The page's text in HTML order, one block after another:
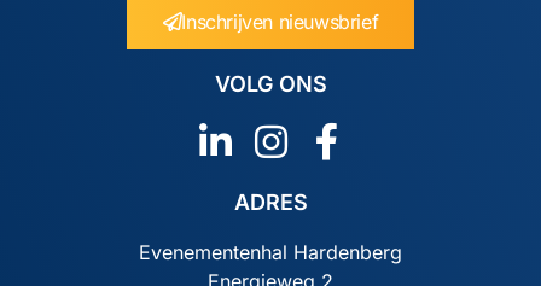
Inschrijven nieuwsbrief
VOLG ONS
ADRES
Evenementenhal Hardenberg
Energieweg 2